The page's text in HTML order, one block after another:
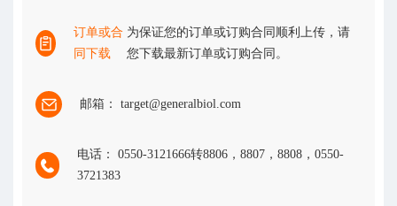
订单或合
同下载
为保证您的订单或订购合同顺利上传，请
您下载最新订单或订购合同。
邮箱： target@generalbiol.com
电话： 0550-3121666转8806，8807，8808，0550-
3721383